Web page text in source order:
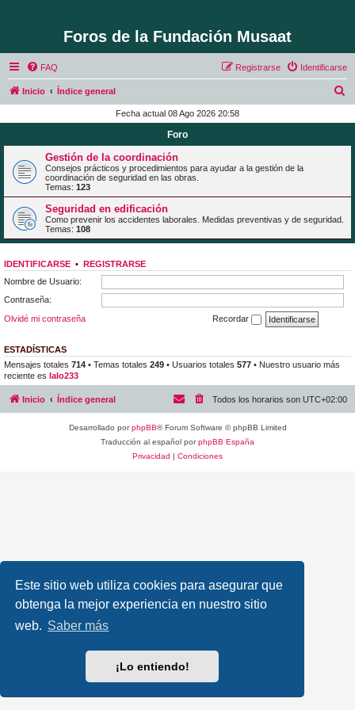
Este sitio web utiliza cookies para asegurar que
obtenga la mejor experiencia en nuestro sitio
web. Saber más
¡Lo entiendo!
Foros de la Fundación Musaat
FAQ Identificarse
Registrarse
Inicio Índice general
c
Fecha actual 08 Ago 2026 20:58
Foro
Gestión de la coordinación
Consejos prácticos y procedimientos para ayudar a la gestión de la
coordinación de seguridad en las obras.
Temas: 123
Seguridad en edificación
Como prevenir los accidentes laborales. Medidas preventivas y de seguridad.
Temas: 108
IDENTIFICARSE • REGISTRARSE
Nombre de Usuario:
Contraseña:
Olvidé mi contraseña
Recordar
ESTADÍSTICAS
Mensajes totales 714 • Temas totales 249 • Usuarios totales 577 • Nuestro usuario más
reciente es lalo233
Inicio Índice general Todos los horarios son UTC+02:00
Desarrollado porphpBB® Forum Software © phpBB Limited
Traducción al español porphpBB España
Privacidad | Condiciones